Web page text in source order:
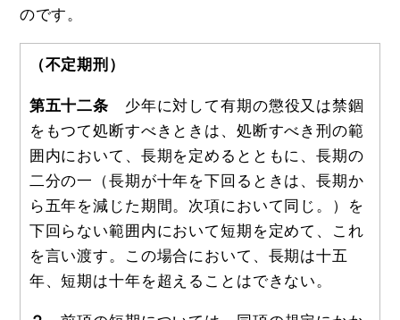
のです。
（不定期刑）
第五十二条 少年に対して有期の懲役又は禁錮
をもつて処断すべきときは、処断すべき刑の範
囲内において、長期を定めるとともに、長期の
二分の一（長期が十年を下回るときは、長期か
ら五年を減じた期間。次項において同じ。）を
下回らない範囲内において短期を定めて、これ
を言い渡す。この場合において、長期は十五
年、短期は十年を超えることはできない。